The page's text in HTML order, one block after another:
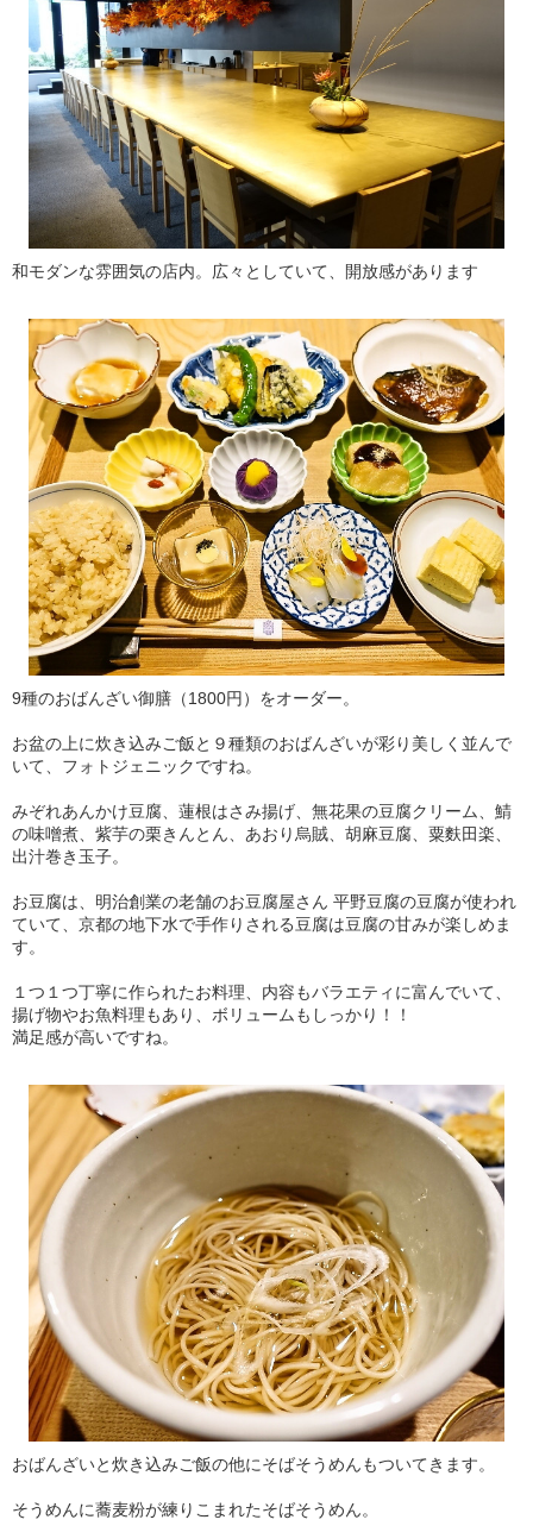
和モダンな雰囲気の店内。広々としていて、開放感があります
9種のおばんざい御膳（1800円）をオーダー。
お盆の上に炊き込みご飯と９種類のおばんざいが彩り美しく並んで
いて、フォトジェニックですね。
みぞれあんかけ豆腐、蓮根はさみ揚げ、無花果の豆腐クリーム、鯖
の味噌煮、紫芋の栗きんとん、あおり烏賊、胡麻豆腐、粟麩田楽、
出汁巻き玉子。
お豆腐は、明治創業の老舗のお豆腐屋さん 平野豆腐の豆腐が使われ
ていて、京都の地下水で手作りされる豆腐は豆腐の甘みが楽しめま
す。
１つ１つ丁寧に作られたお料理、内容もバラエティに富んでいて、
揚げ物やお魚料理もあり、ボリュームもしっかり！！
満足感が高いですね。
おばんざいと炊き込みご飯の他にそばそうめんもついてきます。
そうめんに蕎麦粉が練りこまれたそばそうめん。